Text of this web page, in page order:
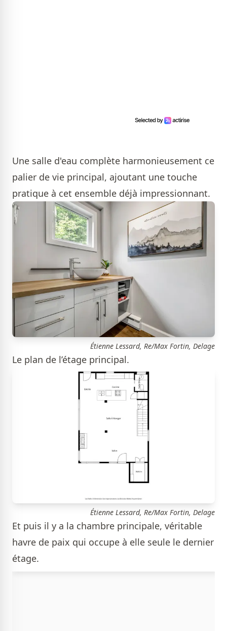
Une salle d'eau complète harmonieusement ce
palier de vie principal, ajoutant une touche
pratique à cet ensemble déjà impressionnant.
Étienne Lessard, Re/Max Fortin, Delage
Le plan de l’étage principal.
Étienne Lessard, Re/Max Fortin, Delage
Et puis il y a la chambre principale, véritable
havre de paix qui occupe à elle seule le dernier
étage.